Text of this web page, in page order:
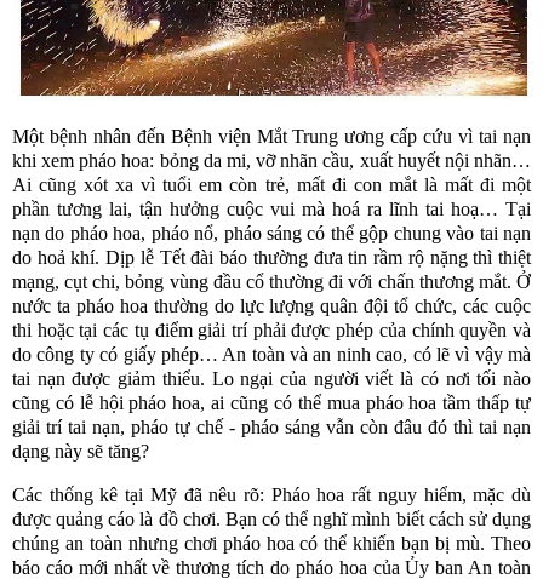
Một bệnh nhân đến Bệnh viện Mắt Trung ương cấp cứu vì tai nạn
khi xem pháo hoa: bỏng da mi, vỡ nhãn cầu, xuất huyết nội nhãn…
Ai cũng xót xa vì tuổi em còn trẻ, mất đi con mắt là mất đi một
phần tương lai, tận hưởng cuộc vui mà hoá ra lĩnh tai hoạ… Tại
nạn do pháo hoa, pháo nổ, pháo sáng có thể gộp chung vào tai nạn
do hoả khí. Dịp lễ Tết đài báo thường đưa tin rầm rộ nặng thì thiệt
mạng, cụt chi, bỏng vùng đầu cổ thường đi với chấn thương mắt. Ở
nước ta pháo hoa thường do lực lượng quân đội tổ chức, các cuộc
thi hoặc tại các tụ điểm giải trí phải được phép của chính quyền và
do công ty có giấy phép… An toàn và an ninh cao, có lẽ vì vậy mà
tai nạn được giảm thiểu. Lo ngại của người viết là có nơi tối nào
cũng có lễ hội pháo hoa, ai cũng có thể mua pháo hoa tầm thấp tự
giải trí tai nạn, pháo tự chế - pháo sáng vẫn còn đâu đó thì tai nạn
dạng này sẽ tăng?
Các thống kê tại Mỹ đã nêu rõ: Pháo hoa rất nguy hiểm, mặc dù
được quảng cáo là đồ chơi. Bạn có thể nghĩ mình biết cách sử dụng
chúng an toàn nhưng chơi pháo hoa có thể khiến bạn bị mù. Theo
báo cáo mới nhất về thương tích do pháo hoa của Ủy ban An toàn